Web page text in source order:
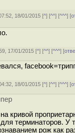
18/01/2015 [^] [^^] [^^^] [
17/01/2015 [^] [^^] [^^^] [
18/01/2015 [^] [^^] [^^^] [
кривой
терминаторов. У
рож как